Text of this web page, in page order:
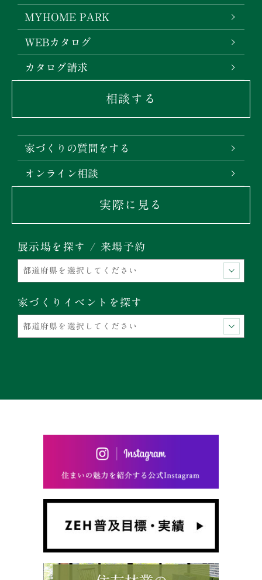
MYHOME PARK
WEBカタログ
カタログ請求
相談する
家づくりの質問をする
オンライン相談
実際に見る
展示場を探す / 来場予約
家づくりイベントを探す